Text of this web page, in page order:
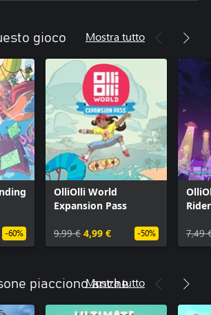
gioco Mostra tutto
-60%
OlliOlli World
Expansion Pass
9,99 € 4,99 € -50% 7,49
piacciono anche
Mostra tutto